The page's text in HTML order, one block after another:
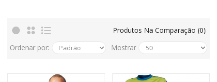
Produtos Na Comparação (0)
Ordenar por:
Mostrar